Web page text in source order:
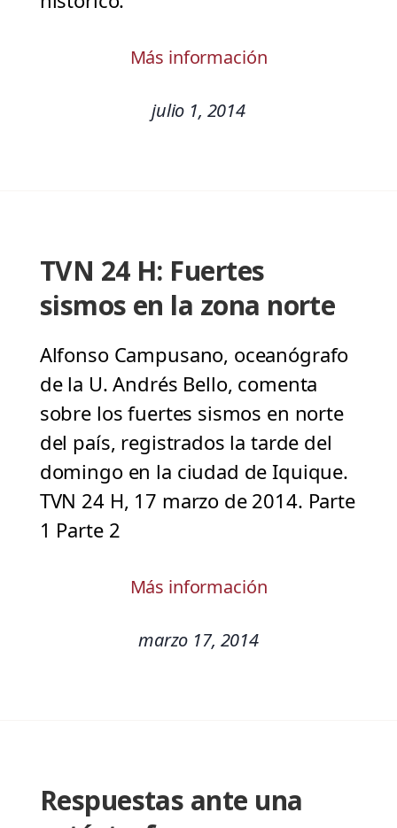
Más información
julio 1, 2014
TVN 24 H: Fuertes
sismos en la zona norte
Alfonso Campusano, oceanógrafo
de la U. Andrés Bello, comenta
sobre los fuertes sismos en norte
del país, registrados la tarde del
domingo en la ciudad de Iquique.
TVN 24 H, 17 marzo de 2014. Parte
1 Parte 2
Más información
marzo 17, 2014
Respuestas ante una